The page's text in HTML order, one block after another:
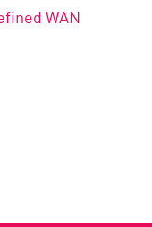
WAN